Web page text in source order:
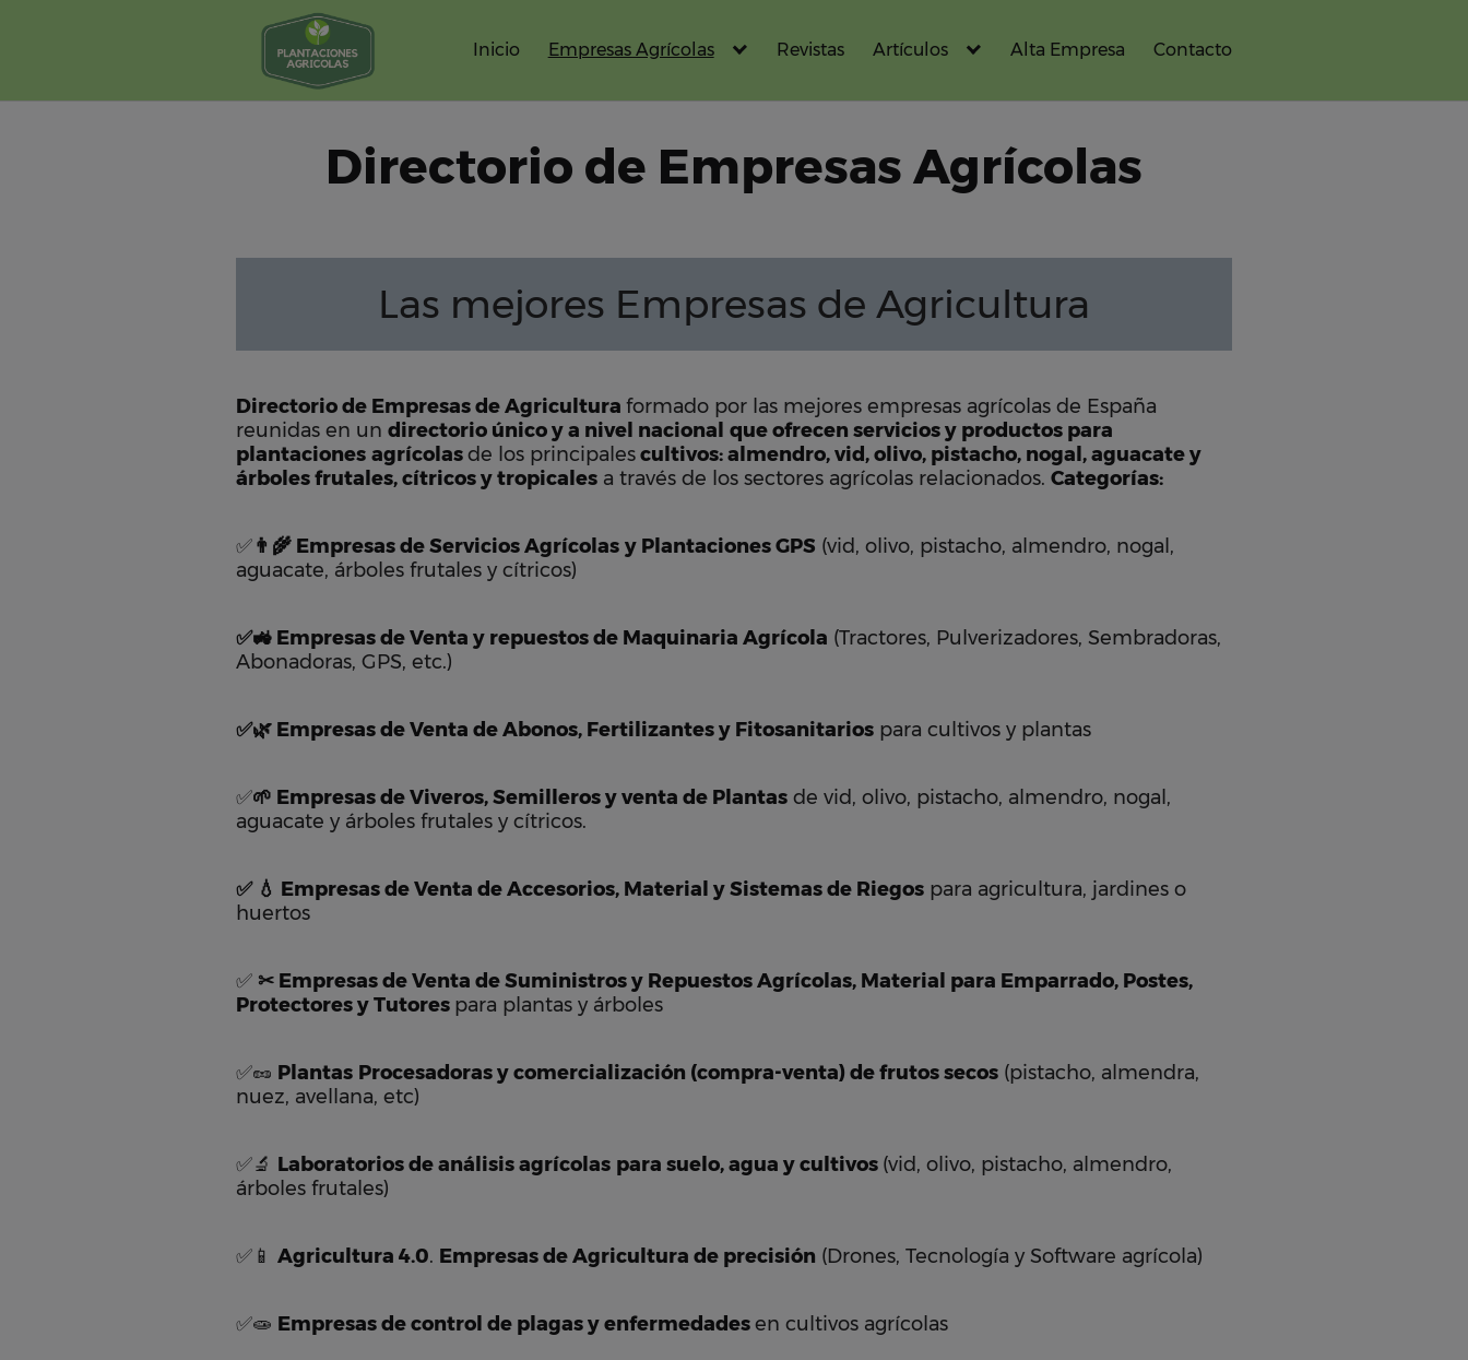
Inicio Empresas Agrícolas Revistas Artículos Alta Empresa Contacto
Directorio de Empresas Agrícolas
Las mejores Empresas de Agricultura
Directorio de Empresas de Agricultura formado por las mejores empresas agrícolas de España
reunidas en un directorio único y a nivel nacional que ofrecen servicios y productos para
plantaciones agrícolasde los principalescultivos: almendro, vid, olivo, pistacho, nogal, aguacate y
árboles frutales, cítricos y tropicales a través de los sectores agrícolas relacionados. Categorías:
✅👨‍🌾 Empresas de Servicios Agrícolas y Plantaciones GPS (vid, olivo, pistacho, almendro, nogal,
aguacate, árboles frutales y cítricos)
✅🚜 Empresas de Venta y repuestos de Maquinaria Agrícola (Tractores, Pulverizadores, Sembradoras,
Abonadoras, GPS, etc.)
✅🌿 Empresas de Venta de Abonos, Fertilizantes y Fitosanitarios para cultivos y plantas
✅🌱 Empresas de Viveros, Semilleros y venta de Plantas de vid, olivo, pistacho, almendro, nogal,
aguacate y árboles frutales y cítricos.
✅ 💧 Empresas de Venta de Accesorios, Material y Sistemas de Riegos para agricultura, jardines o
huertos
✅ ✂ Empresas de Venta de Suministros y Repuestos Agrícolas, Material para Emparrado, Postes,
Protectores y Tutores para plantas y árboles
✅🥜 Plantas Procesadoras y comercialización (compra-venta) de frutos secos (pistacho, almendra,
nuez, avellana, etc)
✅🔬 Laboratorios de análisis agrícolas para suelo, agua y cultivos (vid, olivo, pistacho, almendro,
árboles frutales)
✅📱 Agricultura 4.0. Empresas de Agricultura de precisión (Drones, Tecnología y Software agrícola)
✅🧫 Empresas de control de plagas y enfermedadesen cultivos agrícolas